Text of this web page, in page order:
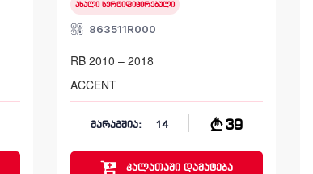
ახალი სერტიფიცირებული
863511R000
RB 2010 – 2018
ACCENT
მარაგშია: 14 39
კალათაშიდამატება